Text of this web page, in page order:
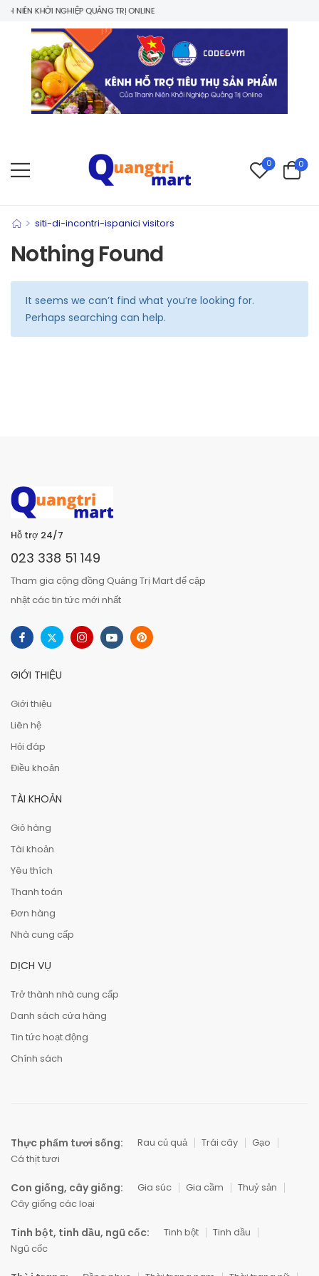
KHỞI NGHIỆP QUẢNG TRỊ ONLINE
0 0
> siti-di-incontri-ispanici visitors
Nothing Found
It seems we can’t find what you’re looking for.
Perhaps searching can help.
Hỗ trợ 24/7
023 338 51 149
Tham gia cộng đồng Quảng Trị Mart để cập
nhật các tin tức mới nhất
GIỚI THIỆU
Giới thiệu
Liên hệ
Hỏi đáp
Điều khoản
TÀI KHOẢN
Giỏ hàng
Tài khoản
Yêu thích
Thanh toán
Đơn hàng
Nhà cung cấp
DỊCH VỤ
Trở thành nhà cung cấp
Danh sách cửa hàng
Tin tức hoạt động
Chính sách
Thực phẩm tươi sống: Rau củ quả Trái cây
Gạo
Cá thịt tươi
Con giống, cây giống: Gia súc Gia cầm
Thuỷ sản
Cây giống các loại
Tinh bột, tinh dầu, ngũ cốc: Tinh bột
Tinh dầu
Ngũ cốc